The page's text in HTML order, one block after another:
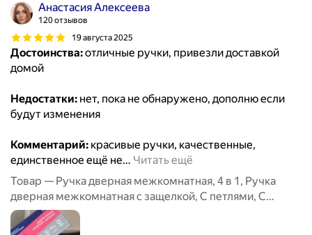
Анастасия Алексеева
120 отзывов
19 августа 2025
Достоинства:отличные ручки, привезли доставкой
домой
Недостатки: нет, пока не обнаружено, дополню если
будут изменения
Комментарий: красивые ручки, качественные,
единственное ещё не… Читать ещё
Товар — Ручка дверная межкомнатная, 4 в 1, Ручка
дверная межкомнатная с защелкой, С петлями, С
сантехнической заверткой